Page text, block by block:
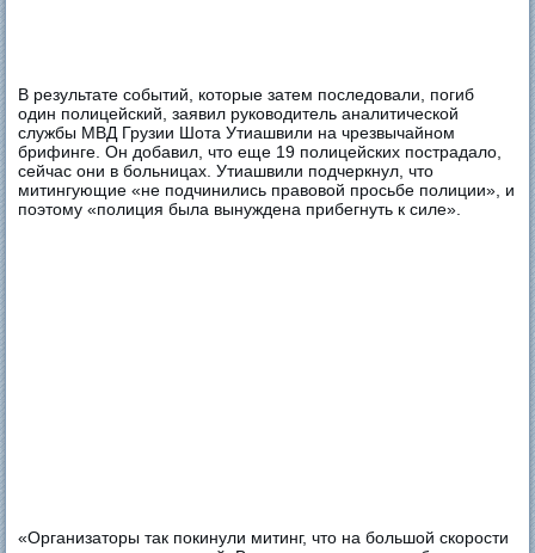
В результате событий, которые затем последовали, погиб
один полицейский, заявил руководитель аналитической
службы МВД Грузии Шота Утиашвили на чрезвычайном
брифинге. Он добавил, что еще 19 полицейских пострадало,
сейчас они в больницах. Утиашвили подчеркнул, что
митингующие «не подчинились правовой просьбе полиции», и
поэтому «полиция была вынуждена прибегнуть к силе».
«Организаторы так покинули митинг, что на большой скорости